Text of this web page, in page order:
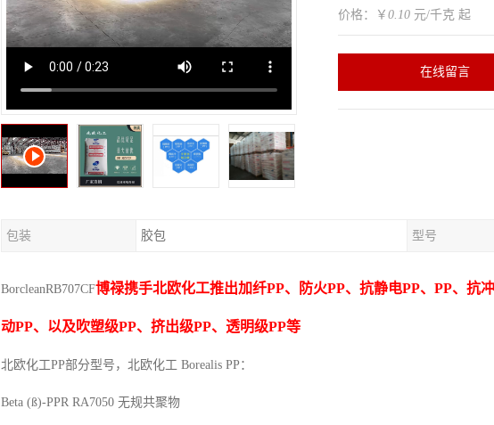
价格：￥ 0.10 元/千克 起
在线留言
包装 胶包 型号
BorcleanRB707CF博禄携手北欧化工推出加纤PP、防火PP、抗静电PP、 PP、抗
动PP、以及吹塑级PP、挤出级PP、透明级PP等
北欧化工PP部分型号，北欧化工 Borealis PP：
Beta (ß)-PPR RA7050 无规共聚物